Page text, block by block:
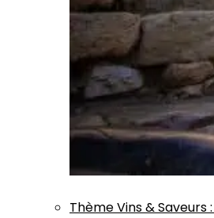
ThèmeVins & Saveurs: